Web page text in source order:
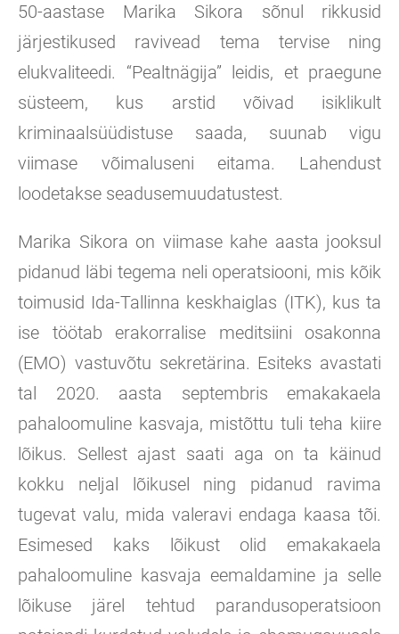
50-aastase Marika Sikora sõnul rikkusid
järjestikused ravivead tema tervise ning
elukvaliteedi. “Pealtnägija” leidis, et praegune
süsteem, kus arstid võivad isiklikult
kriminaalsüüdistuse saada, suunab vigu
viimase võimaluseni eitama. Lahendust
loodetakse seadusemuudatustest.
Marika Sikora on viimase kahe aasta jooksul
pidanud läbi tegema neli operatsiooni, mis kõik
toimusid Ida-Tallinna keskhaiglas (ITK), kus ta
ise töötab erakorralise meditsiini osakonna
(EMO) vastuvõtu sekretärina. Esiteks avastati
tal 2020. aasta septembris emakakaela
pahaloomuline kasvaja, mistõttu tuli teha kiire
lõikus. Sellest ajast saati aga on ta käinud
kokku neljal lõikusel ning pidanud ravima
tugevat valu, mida valeravi endaga kaasa tõi.
Esimesed kaks lõikust olid emakakaela
pahaloomuline kasvaja eemaldamine ja selle
lõikuse järel tehtud parandusoperatsioon